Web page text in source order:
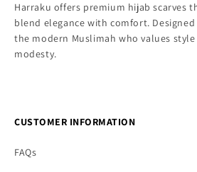
Harraku offers premium hijab scarves
blend elegance with comfort.
the modern Muslimah who values style
modesty.
CUSTOMER INFORMATION
FAQs